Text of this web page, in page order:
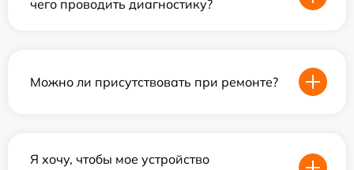
чего проводить диагностику?
Можно ли присутствовать при ремонте?
Я хочу, чтобы мое устройство